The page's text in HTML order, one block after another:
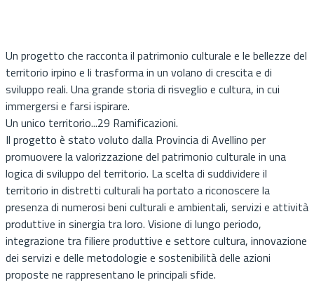
Un progetto che racconta il patrimonio culturale e le bellezze del
territorio irpino e li trasforma in un volano di crescita e di
sviluppo reali. Una grande storia di risveglio e cultura, in cui
immergersi e farsi ispirare.
Un unico territorio...29 Ramificazioni.
Il progetto è stato voluto dalla Provincia di Avellino per
promuovere la valorizzazione del patrimonio culturale in una
logica di sviluppo del territorio. La scelta di suddividere il
territorio in distretti culturali ha portato a riconoscere la
presenza di numerosi beni culturali e ambientali, servizi e attività
produttive in sinergia tra loro. Visione di lungo periodo,
integrazione tra filiere produttive e settore cultura, innovazione
dei servizi e delle metodologie e sostenibilità delle azioni
proposte ne rappresentano le principali sfide.